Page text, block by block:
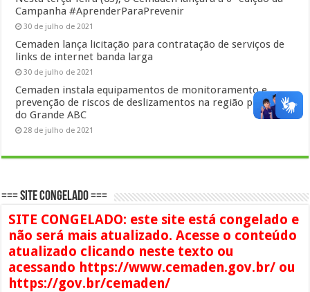
Campanha #AprenderParaPrevenir
30 de julho de 2021
Cemaden lança licitação para contratação de serviços de
links de internet banda larga
30 de julho de 2021
Cemaden instala equipamentos de monitoramento e
prevenção de riscos de deslizamentos na região paulista
do Grande ABC
28 de julho de 2021
=== SITE CONGELADO ===
SITE CONGELADO: este site está congelado e
não será mais atualizado. Acesse o conteúdo
atualizado clicando neste texto ou
acessando https://www.cemaden.gov.br/ ou
https://gov.br/cemaden/